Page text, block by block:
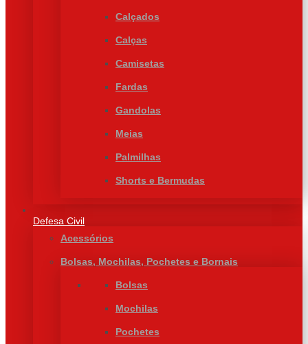
Calçados
Calças
Camisetas
Fardas
Gandolas
Meias
Palmilhas
Shorts e Bermudas
Defesa Civil
Acessórios
Bolsas, Mochilas, Pochetes e Bornais
Bolsas
Mochilas
Pochetes